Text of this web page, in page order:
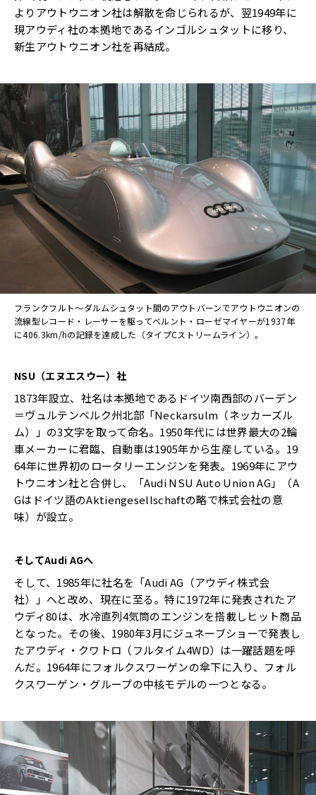
よりアウトウニオン社は解散を命じられるが、翌1949年に
現アウディ社の本拠地であるインゴルシュタットに移り、
新生アウトウニオン社を再結成。
フランクフルト～ダルムシュタット間のアウトバーンでアウトウニオンの
流線型レコード・レーサーを駆ってベルント・ローゼマイヤーが1937年
に406.3km/hの記録を達成した（タイプCストリームライン）。
NSU（エヌエスウー）社
1873年設立、社名は本拠地であるドイツ南西部のバーデン
＝ヴュルテンベルク州北部「Neckarsulm（ネッカーズル
ム）」の3文字を取って命名。1950年代には世界最大の2輪
車メーカーに君臨、自動車は1905年から生産している。19
64年に世界初のロータリーエンジンを発表。1969年にアウ
トウニオン社と合併し、「Audi NSU Auto Union AG」（A
Gはドイツ語のAktiengesellschaftの略で株式会社の意
味）が設立。
そしてAudi AGへ
そして、1985年に社名を「Audi AG（アウディ株式会
社）」へと改め、現在に至る。特に1972年に発表されたア
ウディ80は、水冷直列4気筒のエンジンを搭載しヒット商品
となった。その後、1980年3月にジュネーブショーで発表し
たアウディ・クワトロ（フルタイム4WD）は一躍話題を呼
んだ。1964年にフォルクスワーゲンの傘下に入り、フォル
クスワーゲン・グループの中核モデルの一つとなる。